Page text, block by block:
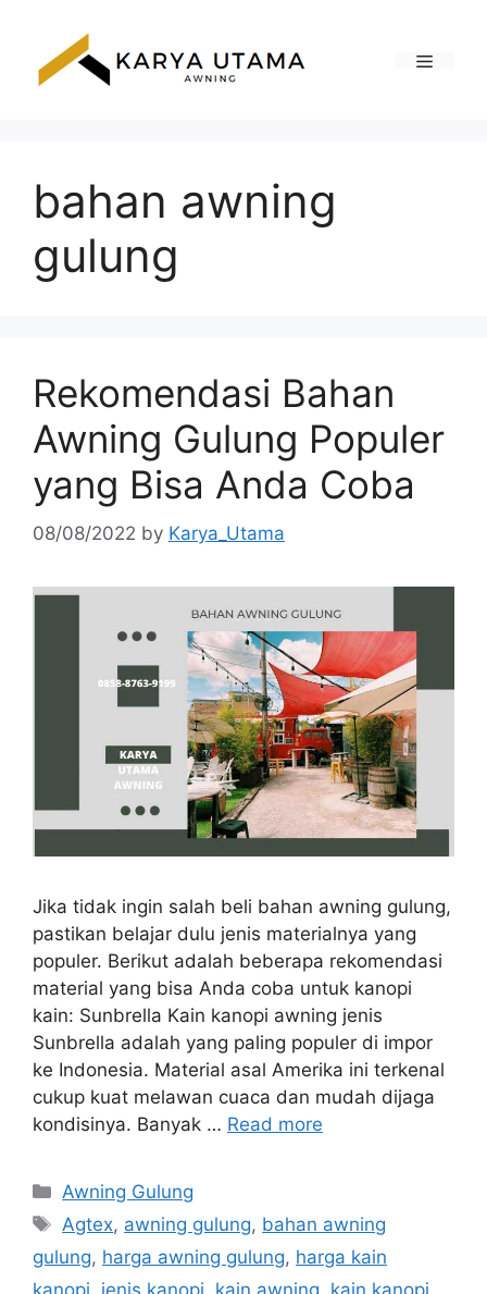
content
bahan awning
gulung
Rekomendasi Bahan
Awning Gulung Populer
yang Bisa Anda Coba
08/08/2022 by Karya_Utama
Jika tidak ingin salah beli bahan awning gulung,
pastikan belajar dulu jenis materialnya yang
populer. Berikut adalah beberapa rekomendasi
material yang bisa Anda coba untuk kanopi
kain: Sunbrella Kain kanopi awning jenis
Sunbrella adalah yang paling populer di impor
ke Indonesia. Material asal Amerika ini terkenal
cukup kuat melawan cuaca dan mudah dijaga
kondisinya. Banyak … Read more
Categories
Awning Gulung
Tags
Agtex, awning gulung, bahan awning
gulung, harga awning gulung, harga kain